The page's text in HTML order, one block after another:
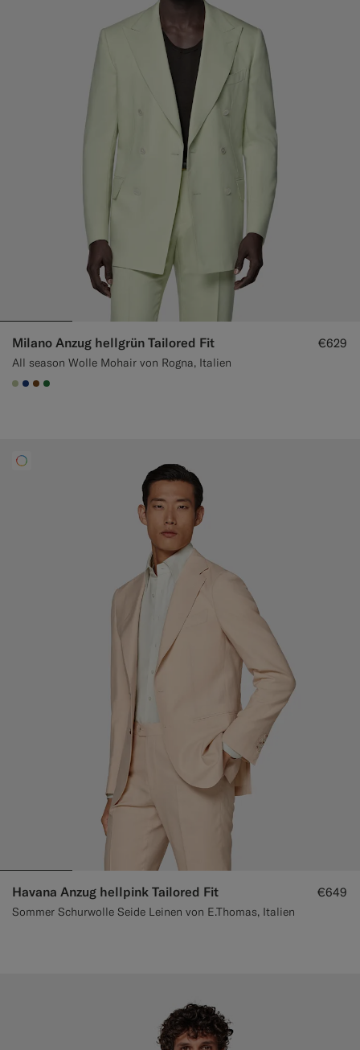
Milano Anzug hellgrün Tailored Fit
All season Wolle Mohair von Rogna, Italien
€629
#BDC9A0
#1C3D7A
#76471B
#227038
Havana Anzug hellpink Tailored Fit
Sommer Schurwolle Seide Leinen von E.Thomas, Italien
€649